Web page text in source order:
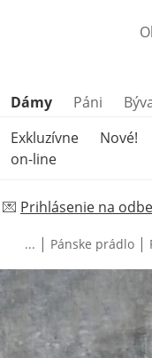
Preskočiť kategórie
Dámy Páni
Exkluzívne
on-line
Nové!
💌 Prihlásenie na
... | Pánske prádlo |